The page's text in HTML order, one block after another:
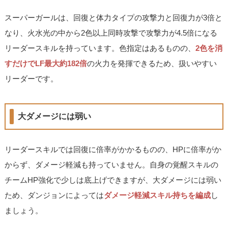
スーパーガールは、回復と体力タイプの攻撃力と回復力が3倍と
なり、火水光の中から2色以上同時攻撃で攻撃力が4.5倍になる
リーダースキルを持っています。色指定はあるものの、2色を消
すだけでLF最大約182倍の火力を発揮できるため、扱いやすい
リーダーです。
大ダメージには弱い
リーダースキルでは回復に倍率がかかるものの、HPに倍率がか
からず、ダメージ軽減も持っていません。自身の覚醒スキルの
チームHP強化で少しは底上げできますが、大ダメージには弱い
ため、ダンジョンによってはダメージ軽減スキル持ちを編成し
ましょう。